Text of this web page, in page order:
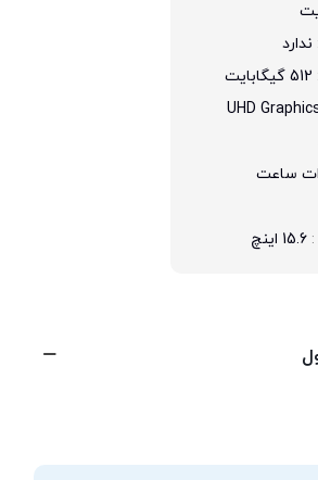
ندارد
512 گیگابایت
UHD
15.6 اینچ